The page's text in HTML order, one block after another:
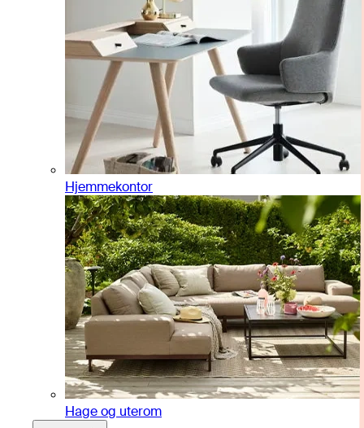
Hjemmekontor
Hage og uterom